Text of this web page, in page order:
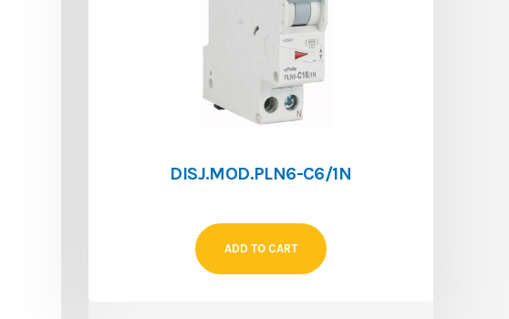
DISJ.MOD.PLN6-C6/1N
ADD TO CART